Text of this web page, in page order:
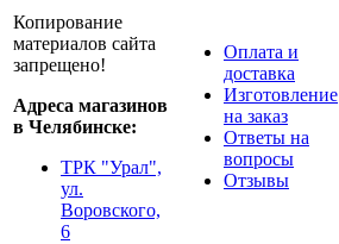
Копирование
материалов сайта
запрещено!
Адреса магазинов
в Челябинске:
ТРК "Урал",
ул.
Воровского,
6
Оплата и
доставка
Изготовление
на заказ
Ответы на
вопросы
Отзывы